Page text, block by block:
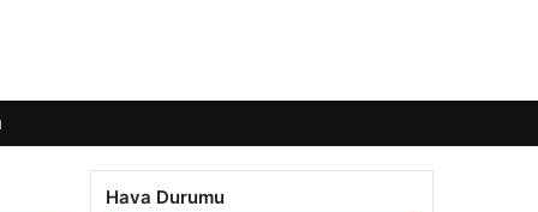
Hava Durumu